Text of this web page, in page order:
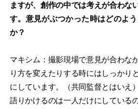
ますが、創作の中では考えが合わな
す。意見がぶつかった時はどのよ
か？
マキシム：撮影現場で意見が合わな
り方を変えたりする時にはしっかり
にしています。（共同監督とはいえ
語りかけるのは一人だけにしている